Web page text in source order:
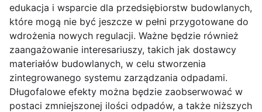
edukacja i wsparcie dla przedsiębiorstw budowlanych,
które mogą nie być jeszcze w pełni przygotowane do
wdrożenia nowych regulacji. Ważne będzie również
zaangażowanie interesariuszy, takich jak dostawcy
materiałów budowlanych, w celu stworzenia
zintegrowanego systemu zarządzania odpadami.
Długofalowe efekty można będzie zaobserwować w
postaci zmniejszonej ilości odpadów, a także niższych